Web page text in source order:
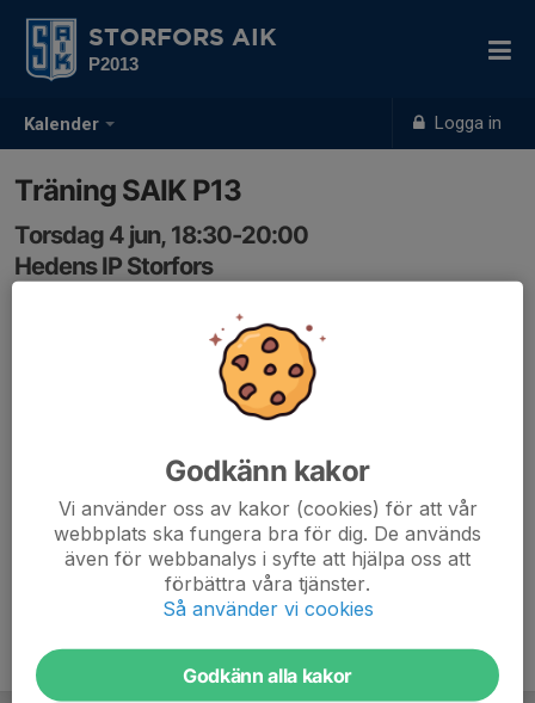
Kalender Logga in
STORFORS AIK
P2013
Träning SAIK P13
Torsdag 4 jun, 18:30-20:00
Hedens IP Storfors
Godkänn kakor
Vi använder oss av kakor (cookies) för att vår
webbplats ska fungera bra för dig. De används
även för webbanalys i syfte att hjälpa oss att
förbättra våra tjänster.
Så använder vi cookies
Godkänn alla kakor